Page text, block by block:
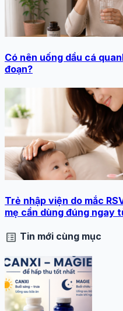
Có nên uống dầu cá
đoạn?
Trẻ nhập viện do mắc
mẹ cần dùng đúng ngay
list_alt Tin mới cùng mục